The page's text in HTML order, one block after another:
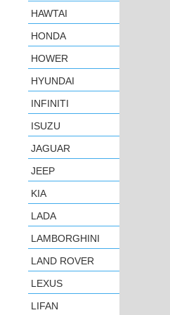
HAWTAI
HONDA
HOWER
HYUNDAI
INFINITI
ISUZU
JAGUAR
JEEP
KIA
LADA
LAMBORGHINI
LAND ROVER
LEXUS
LIFAN